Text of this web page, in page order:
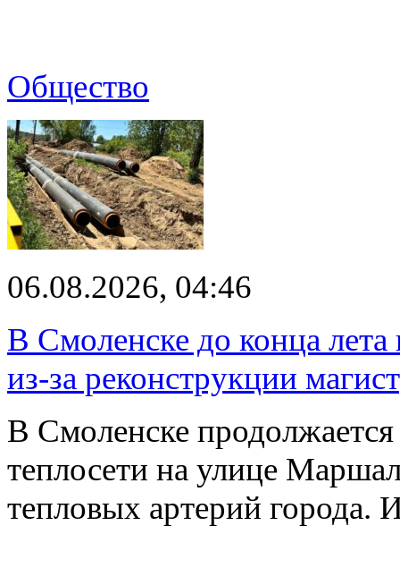
Общество
06.08.2026, 04:46
В Смоленске до конца
из-за реконструкции
В Смоленске
теплосети на улице
тепловых артерий